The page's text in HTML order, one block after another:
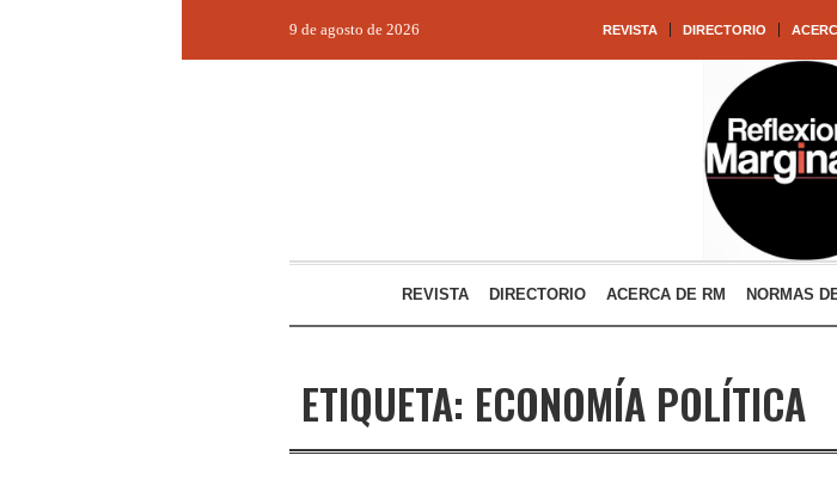
REVISTA DIRECTORIO
9 de agosto de 2026
REVISTA DIRECTORIO ACERCA DE RM NORMAS
ETIQUETA: ECONOMÍA POLÍTICA